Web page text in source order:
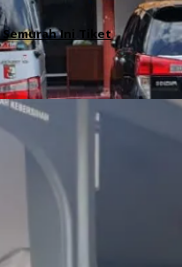
Semurah Ini Tiket